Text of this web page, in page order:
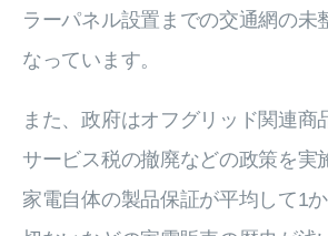
ラーパネル設置までの交通網の未
なっています。
また、政府はオフグリッド関連商
サービス税の撤廃などの政策を実
家電自体の製品保証が平均して1